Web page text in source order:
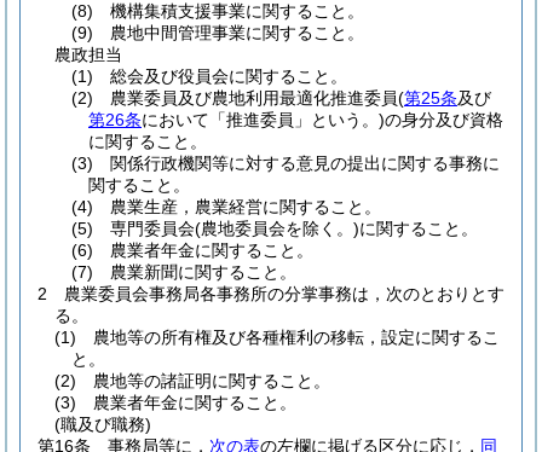
(8) 機構集積支援事業に関すること。
(9) 農地中間管理事業に関すること。
農政担当
(1) 総会及び役員会に関すること。
(2) 農業委員及び農地利用最適化推進委員(第25条及び
第26条において「推進委員」という。)の身分及び資格
に関すること。
(3) 関係行政機関等に対する意見の提出に関する事務に
関すること。
(4) 農業生産，農業経営に関すること。
(5) 専門委員会(農地委員会を除く。)に関すること。
(6) 農業者年金に関すること。
(7) 農業新聞に関すること。
2
農業委員会事務局各事務所の分掌事務は，次のとおりとす
る。
(1)
農地等の所有権及び各種権利の移転，設定に関するこ
と。
(2)
農地等の諸証明に関すること。
(3)
農業者年金に関すること。
(職及び職務)
第16条
事務局等に， 次の表の左欄に掲げる区分に応じ， 同